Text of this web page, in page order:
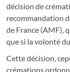
décision de
recommandation
de France (AMF),
que si la volonté
Cette décision,
crémations